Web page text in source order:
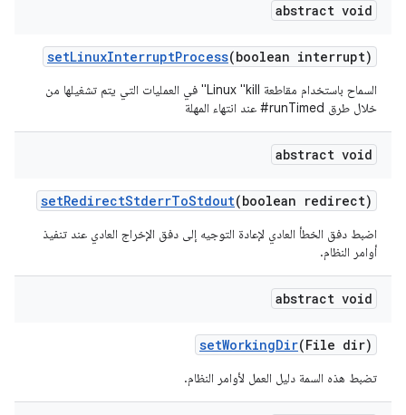
abstract void
setLinuxInterruptProcess(boolean interrupt)
السماح باستخدام مقاطعة Linux "kill" في العمليات التي يتم تشغيلها من
خلال طرق ‎#runTimed عند انتهاء المهلة
abstract void
setRedirectStderrToStdout(boolean redirect)
اضبط دفق الخطأ العادي لإعادة التوجيه إلى دفق الإخراج العادي عند تنفيذ
أوامر النظام.
abstract void
setWorkingDir(File dir)
تضبط هذه السمة دليل العمل لأوامر النظام.